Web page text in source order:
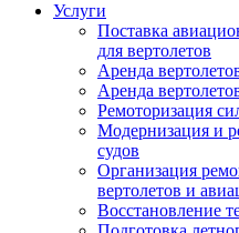
Услуги
Поставка
для вертолетов
Аренда
Аренда
Ремоторизация
Модернизация и
судов
Организация
вертолетов и
Восстановление